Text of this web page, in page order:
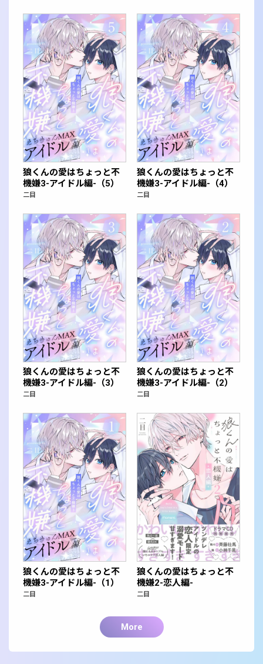
狼くんの愛はちょっと不
機嫌3-アイドル編-（5）
二目
狼くんの愛はちょっと不
機嫌3-アイドル編-（4）
二目
狼くんの愛はちょっと不
機嫌3-アイドル編-（3）
二目
狼くんの愛はちょっと不
機嫌3-アイドル編-（2）
二目
狼くんの愛はちょっと不
機嫌3-アイドル編-（1）
二目
狼くんの愛はちょっと不
機嫌2-恋人編-
二目
More